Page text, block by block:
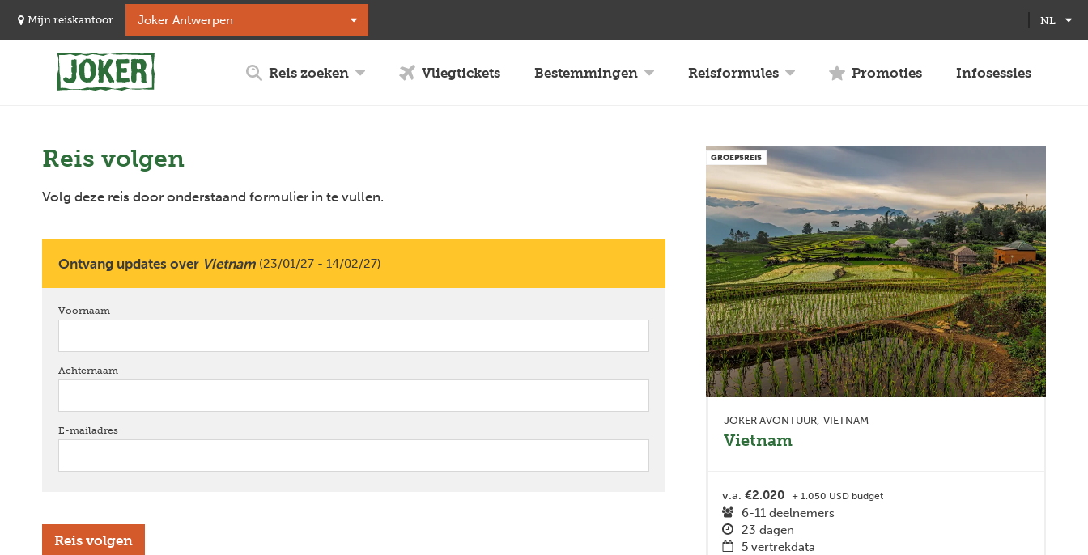
naar
Mijn reiskantoor NL
Reis zoeken Vliegtickets Bestemmingen Reisformules Promoties Infosessies
Reis volgen
Volg deze reis door onderstaand formulier in te vullen.
Ontvang updates over Vietnam (23/01/27 - 14/02/27)
Voornaam
Achternaam
E-mailadres
GROEPSREIS
JOKER AVONTUUR VIETNAM
Vietnam
v.a. €2.020 + 1.050 USD budget
6-11 deelnemers
23 dagen
5 vertrekdata
screen